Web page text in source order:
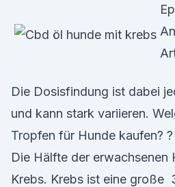
Die Dosisfindung ist dabei
und kann stark variieren.
Tropfen für Hunde kaufen?
Die Hälfte der erwachsenen
Krebs. Krebs ist eine große